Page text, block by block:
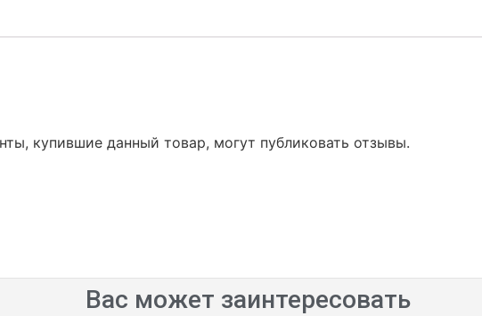
купившие данный товар, могут публиковать отзывы.
Вас может заинтересовать